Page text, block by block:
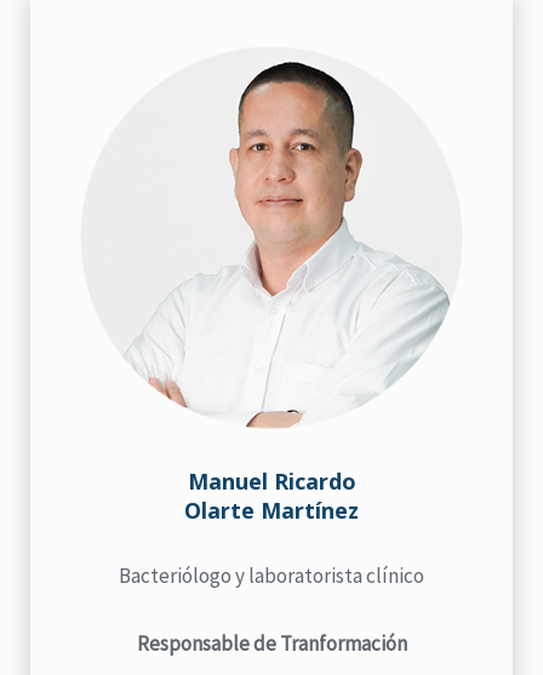
Manuel Ricardo
Olarte Martínez
Bacteriólogo y laboratorista clínico
Responsable de Tranformación